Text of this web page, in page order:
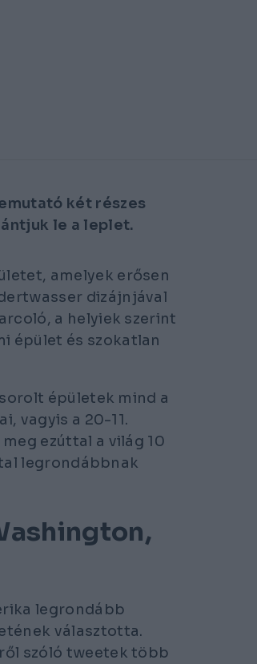
két részes
le a leplet.
amelyek erősen
dizájnjával
a helyiek szerint
épület és szokatlan
épületek mind a
vagyis a 20-11.
ezúttal a világ 10
legrondábbnak
legrondább
választotta.
szóló tweetek több